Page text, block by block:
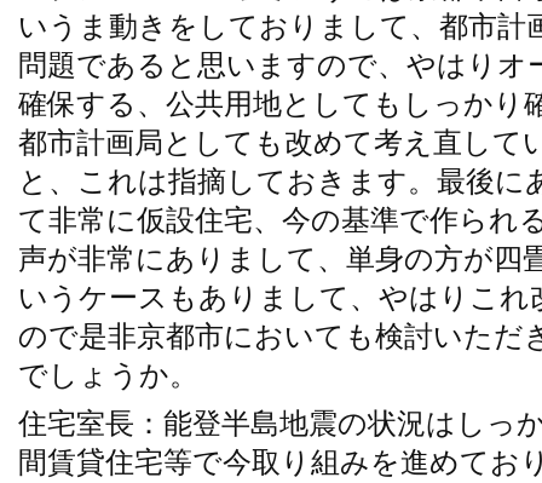
いうま動きをしておりまして、都市
問題であると思いますので、やはり
確保する、公共用地としてもしっかり
都市計画局としても改めて考え直して
と、これは指摘しておきます。最後に
て非常に仮設住宅、今の基準で作られ
声が非常にありまして、単身の方が四
いうケースもありまして、やはりこれ
ので是非京都市においても検討いただ
でしょうか。
住宅室長：能登半島地震の状況はしっ
間賃貸住宅等で今取り組みを進めてお